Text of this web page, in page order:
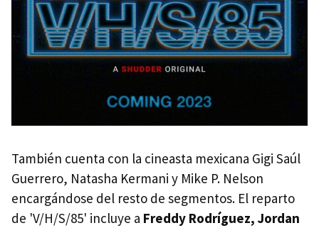
También cuenta con la cineasta mexicana Gigi Saúl
Guerrero, Natasha Kermani y Mike P. Nelson
encargándose del resto de segmentos. El reparto
de 'V/H/S/85' incluye a Freddy Rodríguez, Jordan